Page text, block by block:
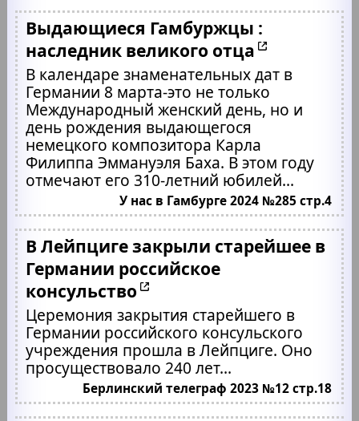
Выдающиеся Гамбуржцы :
наследник великого отца
В календаре знаменательных дат в
Германии 8 марта-это не только
Международный женский день, но и
день рождения выдающегося
немецкого композитора Карла
Филиппа Эммануэля Баха. В этом году
отмечают его 310-летний юбилей...
У нас в Гамбурге 2024 №285 стр.4
В Лейпциге закрыли старейшее в
Германии российское
консульство
Церемония закрытия старейшего в
Германии российского консульского
учреждения прошла в Лейпциге. Оно
просуществовало 240 лет...
Берлинский телеграф 2023 №12 стр.18